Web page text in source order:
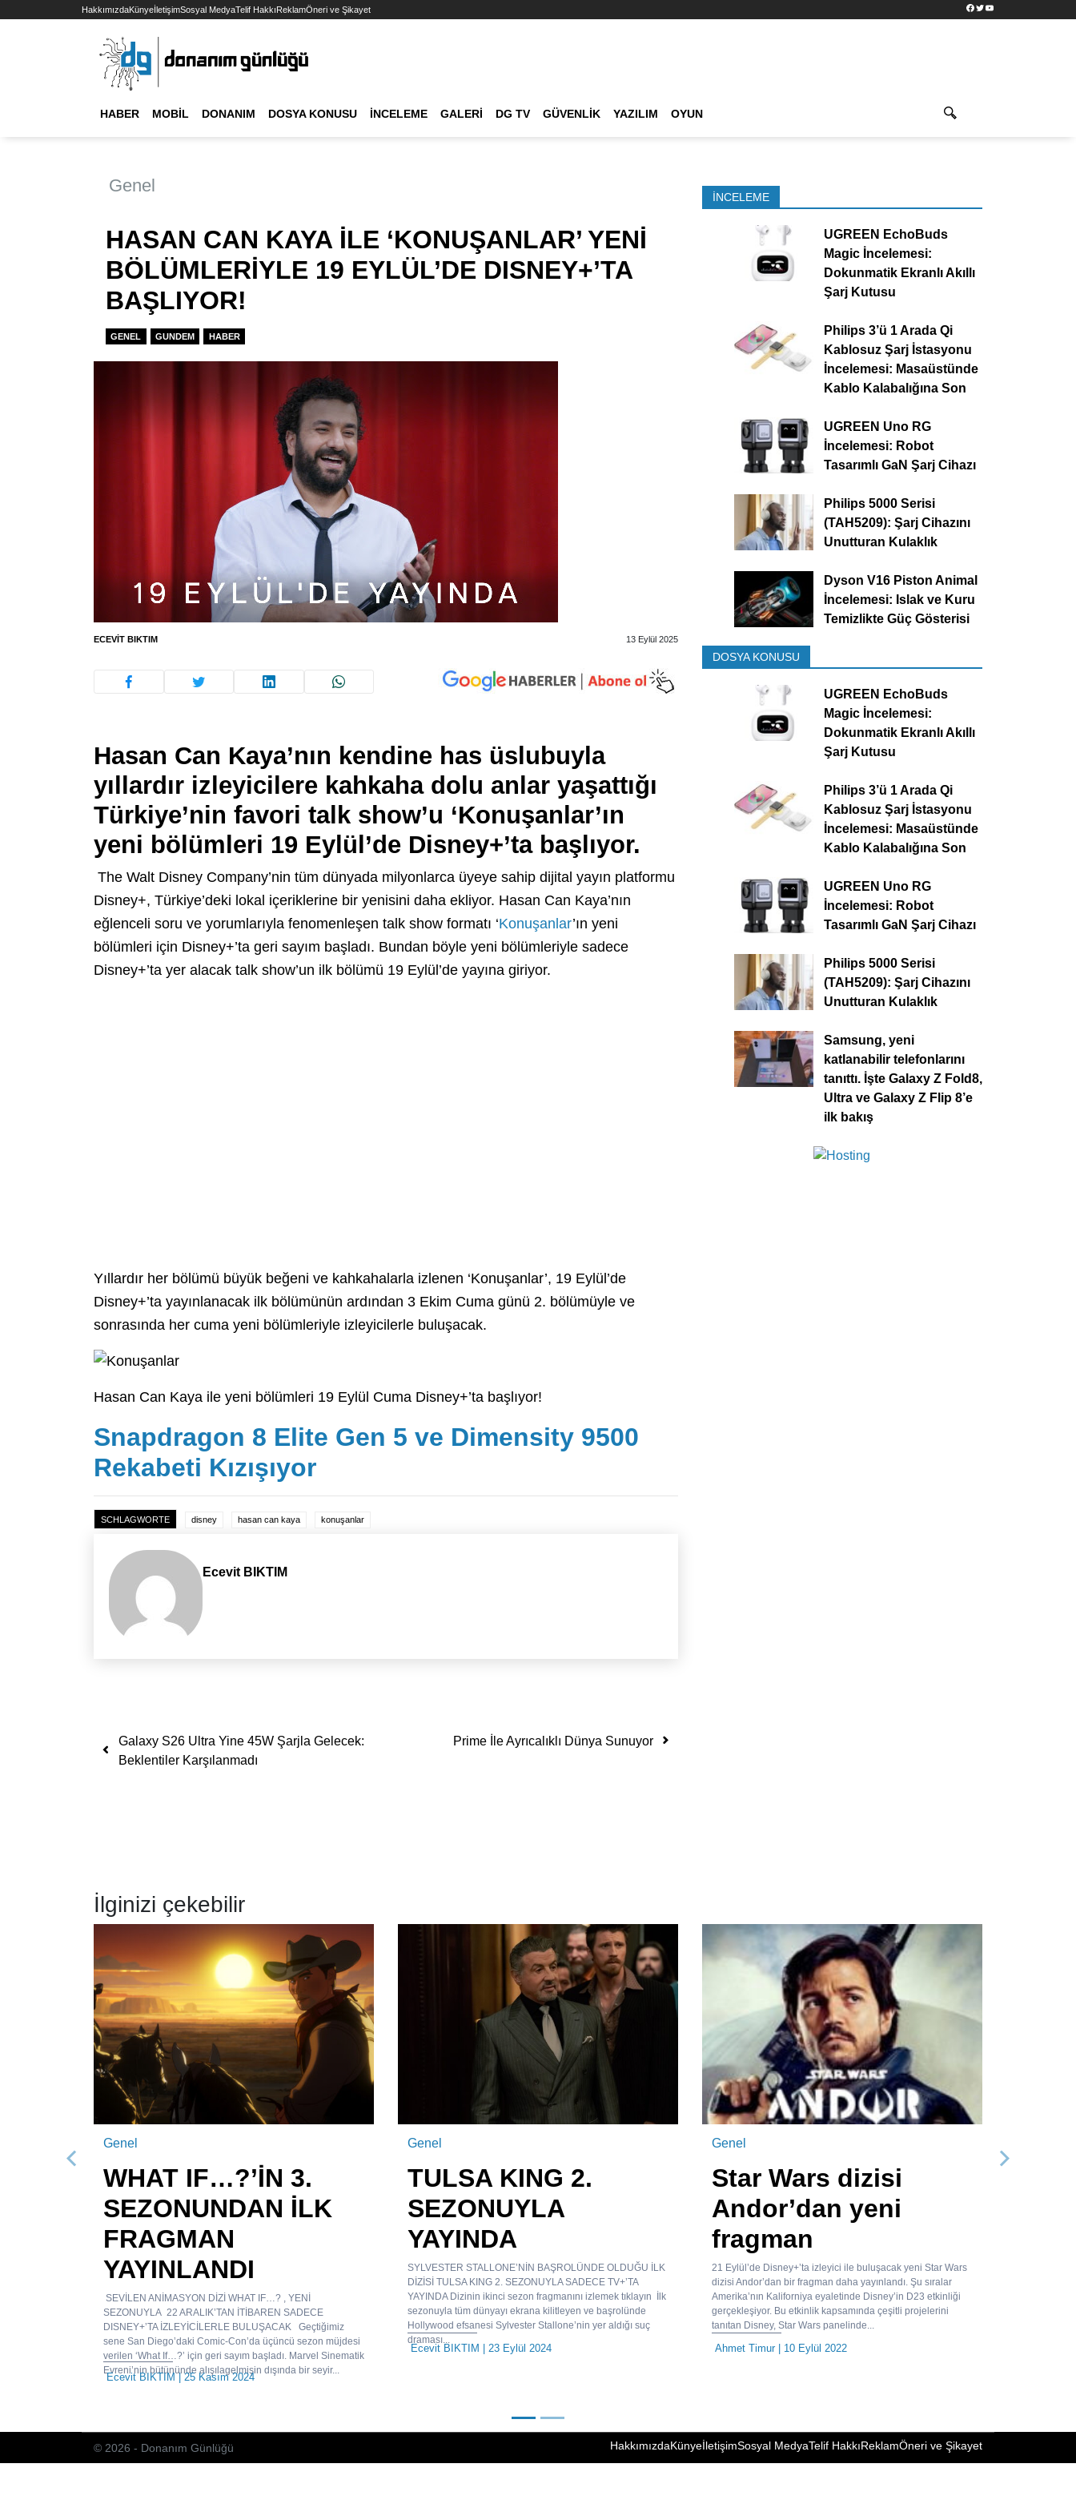
HakkımızdaKünyeİletişimSosyal MedyaTelif HakkıReklamÖneri ve Şikayet Facebook
TwitterYouTube
HABER MOBIL DONANIM DOSYA KONUSU İNCELEME GALERI DG TV GÜVENLIK YAZILIM OYUN
Genel
HASAN CAN KAYA İLE ‘KONUŞANLAR’ YENİ
BÖLÜMLERİYLE 19 EYLÜL’DE DISNEY+’TA
BAŞLIYOR!
GENEL GUNDEM HABER
ECEVIT BIKTIM 13 Eylül 2025
Hasan Can Kaya’nın kendine has üslubuyla
yıllardır izleyicilere kahkaha dolu anlar yaşattığı
Türkiye’nin favori talk show’u ‘Konuşanlar’ın
yeni bölümleri 19 Eylül’de Disney+’ta başlıyor.
The Walt Disney Company’nin tüm dünyada milyonlarca üyeye sahip dijital yayın platformu
Disney+, Türkiye’deki lokal içeriklerine bir yenisini daha ekliyor. Hasan Can Kaya’nın
eğlenceli soru ve yorumlarıyla fenomenleşen talk show formatı ‘Konuşanlar’ın yeni
bölümleri için Disney+’ta geri sayım başladı. Bundan böyle yeni bölümleriyle sadece
Disney+’ta yer alacak talk show’un ilk bölümü 19 Eylül’de yayına giriyor.
Yıllardır her bölümü büyük beğeni ve kahkahalarla izlenen ‘Konuşanlar’, 19 Eylül’de
Disney+’ta yayınlanacak ilk bölümünün ardından 3 Ekim Cuma günü 2. bölümüyle ve
sonrasında her cuma yeni bölümleriyle izleyicilerle buluşacak.
Hasan Can Kaya ile yeni bölümleri 19 Eylül Cuma Disney+’ta başlıyor!
Snapdragon 8 Elite Gen 5 ve Dimensity 9500
Rekabeti Kızışıyor
SCHLAGWORTE disney hasan can kaya konuşanlar
Ecevit BIKTIM
Yazı dolaşımı
Galaxy S26 Ultra Yine 45W Şarjla Gelecek:
Beklentiler Karşılanmadı
Prime İle Ayrıcalıklı Dünya Sunuyor
İNCELEME
UGREEN EchoBuds
Magic İncelemesi:
Dokunmatik Ekranlı Akıllı
Şarj Kutusu
Philips 3’ü 1 Arada Qi
Kablosuz Şarj İstasyonu
İncelemesi: Masaüstünde
Kablo Kalabalığına Son
UGREEN Uno RG
İncelemesi: Robot
Tasarımlı GaN Şarj Cihazı
Philips 5000 Serisi
(TAH5209): Şarj Cihazını
Unutturan Kulaklık
Dyson V16 Piston Animal
İncelemesi: Islak ve Kuru
Temizlikte Güç Gösterisi
DOSYA KONUSU
UGREEN EchoBuds
Magic İncelemesi:
Dokunmatik Ekranlı Akıllı
Şarj Kutusu
Philips 3’ü 1 Arada Qi
Kablosuz Şarj İstasyonu
İncelemesi: Masaüstünde
Kablo Kalabalığına Son
UGREEN Uno RG
İncelemesi: Robot
Tasarımlı GaN Şarj Cihazı
Philips 5000 Serisi
(TAH5209): Şarj Cihazını
Unutturan Kulaklık
Samsung, yeni
katlanabilir telefonlarını
tanıttı. İşte Galaxy Z Fold8,
Ultra ve Galaxy Z Flip 8’e
ilk bakış
İlginizi çekebilir
Genel
WHAT IF…?’İN 3.
SEZONUNDAN İLK
FRAGMAN
YAYINLANDI
SEVİLEN ANİMASYON DİZİ WHAT IF…? , YENİ
SEZONUYLA 22 ARALIK’TAN İTİBAREN SADECE
DISNEY+’TA İZLEYİCİLERLE BULUŞACAK Geçtiğimiz
sene San Diego’daki Comic-Con’da üçüncü sezon müjdesi
verilen ‘What If…?’ için geri sayım başladı. Marvel Sinematik
Evreni’nin bütününde alışılagelmişin dışında bir seyir...
Ecevit BIKTIM| 25 Kasım 2024
Genel
TULSA KING 2.
SEZONUYLA
YAYINDA
SYLVESTER STALLONE’NİN BAŞROLÜNDE OLDUĞU İLK
DİZİSİ TULSA KING 2. SEZONUYLA SADECE TV+’TA
YAYINDA Dizinin ikinci sezon fragmanını izlemek tıklayın İlk
sezonuyla tüm dünyayı ekrana kilitleyen ve başrolünde
Hollywood efsanesi Sylvester Stallone’nin yer aldığı suç
draması...
Ecevit BIKTIM | 23 Eylül 2024
Genel
Star Wars dizisi
Andor’dan yeni
fragman
21 Eylül’de Disney+’ta izleyici ile buluşacak yeni Star Wars
dizisi Andor’dan bir fragman daha yayınlandı. Şu sıralar
Amerika’nın Kaliforniya eyaletinde Disney’in D23 etkinliği
gerçekleşiyor. Bu etkinlik kapsamında çeşitli projelerini
tanıtan Disney, Star Wars panelinde...
Ahmet Timur| 10 Eylül 2022
Önceki Sonraki
© 2026 - Donanım Günlüğü HakkımızdaKünyeİletişimSosyal MedyaTelif HakkıReklamÖneri ve Şikayet